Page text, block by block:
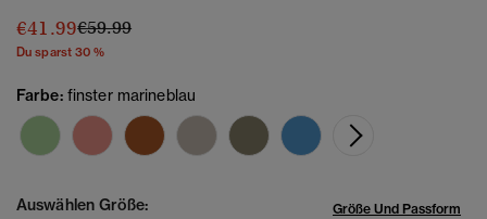
€41.99Preis wurde reduziert von
€59.99bis
Du sparst 30 %
Farbe: finster marineblau
Auswählen Größe: Größe Und Passform